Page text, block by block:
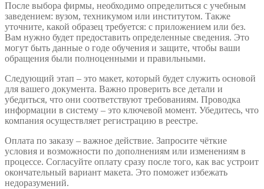
После выбора фирмы, необходимо определиться с учебным
заведением: вузом, техникумом или институтом. Также
уточните, какой образец требуется: с приложением или без.
Вам нужно будет предоставить определенные сведения. Это
могут быть данные о годе обучения и защите, чтобы ваши
обращения были полноценными и правильными.
Следующий этап – это макет, который будет служить основой
для вашего документа. Важно проверить все детали и
убедиться, что они соответствуют требованиям. Проводка
информации в систему – это ключевой момент. Убедитесь, что
компания осуществляет регистрацию в реестре.
Оплата по заказу – важное действие. Запросите чёткие
условия и возможности по дополнениям или изменениям в
процессе. Согласуйте оплату сразу после того, как вас устроит
окончательный вариант макета. Это поможет избежать
недоразумений.